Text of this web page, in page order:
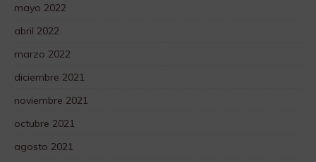
mayo 2022
abril 2022
marzo 2022
diciembre 2021
noviembre 2021
octubre 2021
agosto 2021